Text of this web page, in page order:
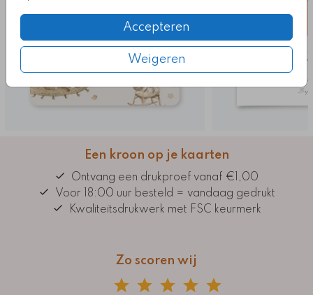
Accepteren
Weigeren
Een kroon op je kaarten
Ontvang een drukproef vanaf €1,00
Voor 18:00 uur besteld = vandaag gedrukt
Kwaliteitsdrukwerk met FSC keurmerk
Zo scoren wij